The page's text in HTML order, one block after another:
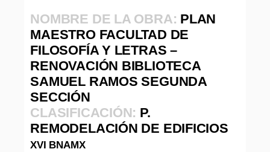
NOMBRE DE LA OBRA: PLAN
MAESTRO FACULTAD DE
FILOSOFÍA Y LETRAS –
RENOVACIÓN BIBLIOTECA
SAMUEL RAMOS SEGUNDA
SECCIÓN
CLASIFICACIÓN: P.
REMODELACIÓN DE EDIFICIOS
XVI BNAMX